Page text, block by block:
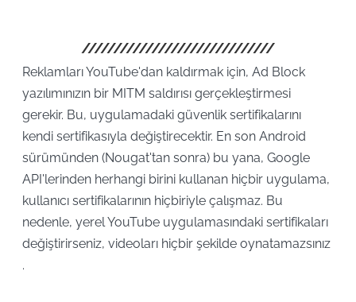
Reklamları YouTube'dan kaldırmak için, Ad Block
yazılımınızın bir MITM saldırısı gerçekleştirmesi
gerekir. Bu, uygulamadaki güvenlik sertifikalarını
kendi sertifikasıyla değiştirecektir. En son Android
sürümünden (Nougat'tan sonra) bu yana, Google
API'lerinden herhangi birini kullanan hiçbir uygulama,
kullanıcı sertifikalarının hiçbiriyle çalışmaz. Bu
nedenle, yerel YouTube uygulamasındaki sertifikaları
değiştirirseniz, videoları hiçbir şekilde oynatamazsınız
.